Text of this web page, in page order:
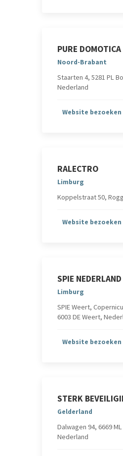
PURE DOMOTICA
Noord-Brabant
Staarten 4, 5281 PL
Nederland
Website bezoeken
RALECTRO
Limburg
Koppelstraat 50,
Website bezoeken
SPIE
Limburg
SPIE Weert,
6003 DE Weert,
Website bezoeken
STERK
Gelderland
Dalwagen 94, 6669
Nederland